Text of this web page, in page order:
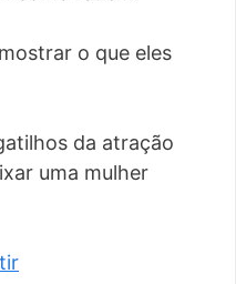
o que eles
da atração
uma mulher